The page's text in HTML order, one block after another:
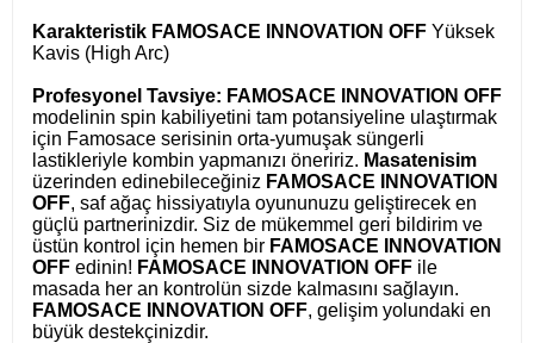
Karakteristik FAMOSACE INNOVATION OFF Yüksek
Kavis (High Arc)
Profesyonel Tavsiye: FAMOSACE INNOVATION OFF
modelinin spin kabiliyetini tam potansiyeline ulaştırmak
için Famosace serisinin orta-yumuşak süngerli
lastikleriyle kombin yapmanızı öneririz. Masatenisim
üzerinden edinebileceğiniz FAMOSACE INNOVATION
OFF, saf ağaç hissiyatıyla oyununuzu geliştirecek en
güçlü partnerinizdir. Siz de mükemmel geri bildirim ve
üstün kontrol için hemen bir FAMOSACE INNOVATION
OFF edinin! FAMOSACE INNOVATION OFF ile
masada her an kontrolün sizde kalmasını sağlayın.
FAMOSACE INNOVATION OFF, gelişim yolundaki en
büyük destekçinizdir.